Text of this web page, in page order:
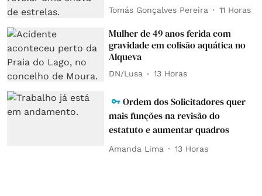
Tomás Gonçalves Pereira 11 Horas
Mulher de 49 anos ferida com
gravidade em colisão aquática no
Alqueva
DN/Lusa 13 Horas
Ordem dos Solicitadores quer
mais funções na revisão do
estatuto e aumentar quadros
Amanda Lima 13 Horas